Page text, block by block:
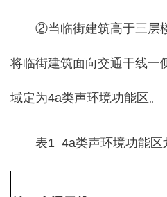
②当临街建筑高于三层楼
将临街建筑面向交通干线一
域定为4a类声环境功能区。
表1 4a类声环境功能区